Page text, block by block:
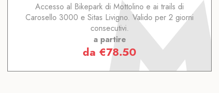
Accesso al Bikepark di Mottolino e ai trails di
Carosello 3000 e Sitas Livigno. Valido per 2 giorni
consecutivi.
a partire
da €78.50